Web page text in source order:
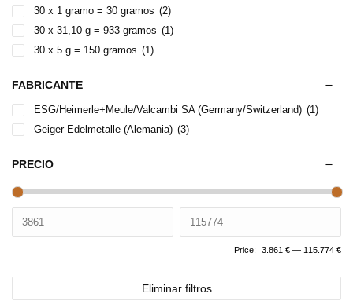
30 x 1 gramo = 30 gramos (2)
30 x 31,10 g = 933 gramos (1)
30 x 5 g = 150 gramos (1)
FABRICANTE
ESG/Heimerle+Meule/Valcambi SA (Germany/Switzerland) (1)
Geiger Edelmetalle (Alemania) (3)
PRECIO
Price: 3.861 € — 115.774 €
Eliminar filtros